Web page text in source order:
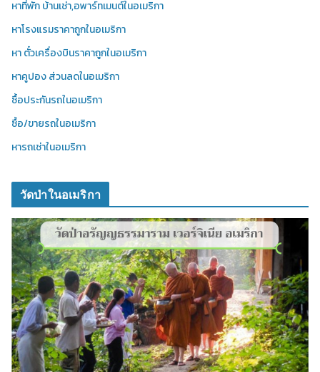
หาที่พัก บ้านเช่า,อพาร์ทเมนต์ในอเมริกา
หาโรงแรมราคาถูกในอเมริกา
หา ตั๋วเครื่องบินราคาถูกในอเมริกา
หาคูปอง ส่วนลดในอเมริกา
ซื้อประกันรถในอเมริกา
ซื้อ/ขายรถในอเมริกา
หารถเช่าในอเมริกา
วัดป่าในอเมริกา